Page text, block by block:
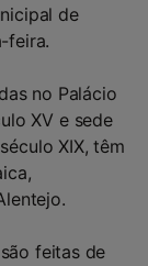
de
feira.
no Palácio
XV e sede
XIX, têm
feitas de